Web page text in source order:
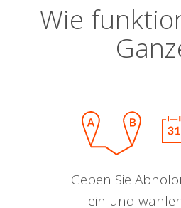
Wie
Geben Sie
ein und